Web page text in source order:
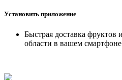
Установить приложение
Быстрая доставка
области в вашем смартфоне